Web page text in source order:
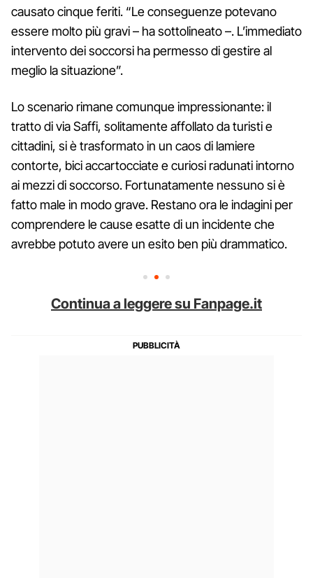
causato cinque feriti. “Le conseguenze potevano
essere molto più gravi – ha sottolineato –. L’immediato
intervento dei soccorsi ha permesso di gestire al
meglio la situazione”.
Lo scenario rimane comunque impressionante: il
tratto di via Saffi, solitamente affollato da turisti e
cittadini, si è trasformato in un caos di lamiere
contorte, bici accartocciate e curiosi radunati intorno
ai mezzi di soccorso. Fortunatamente nessuno si è
fatto male in modo grave. Restano ora le indagini per
comprendere le cause esatte di un incidente che
avrebbe potuto avere un esito ben più drammatico.
Continua a leggere su Fanpage.it